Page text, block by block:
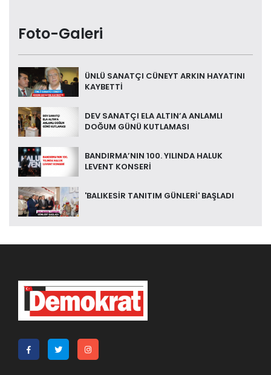
Foto-Galeri
ÜNLÜ SANATÇI CÜNEYT ARKIN HAYATINI
KAYBETTİ
DEV SANATÇI ELA ALTIN’A ANLAMLI
DOĞUM GÜNÜ KUTLAMASI
BANDIRMA’NIN 100. YILINDA HALUK
LEVENT KONSERİ
'BALIKESİR TANITIM GÜNLERİ' BAŞLADI